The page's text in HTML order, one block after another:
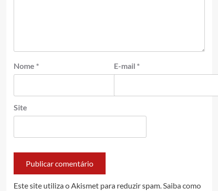
Nome * E-mail *
Site
Este site utiliza o Akismet para reduzir spam.Saiba como